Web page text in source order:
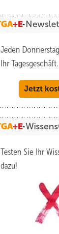
Jeden
Ihr Tagesgeschäft.
Jetzt
Testen Sie Ihr
dazu!